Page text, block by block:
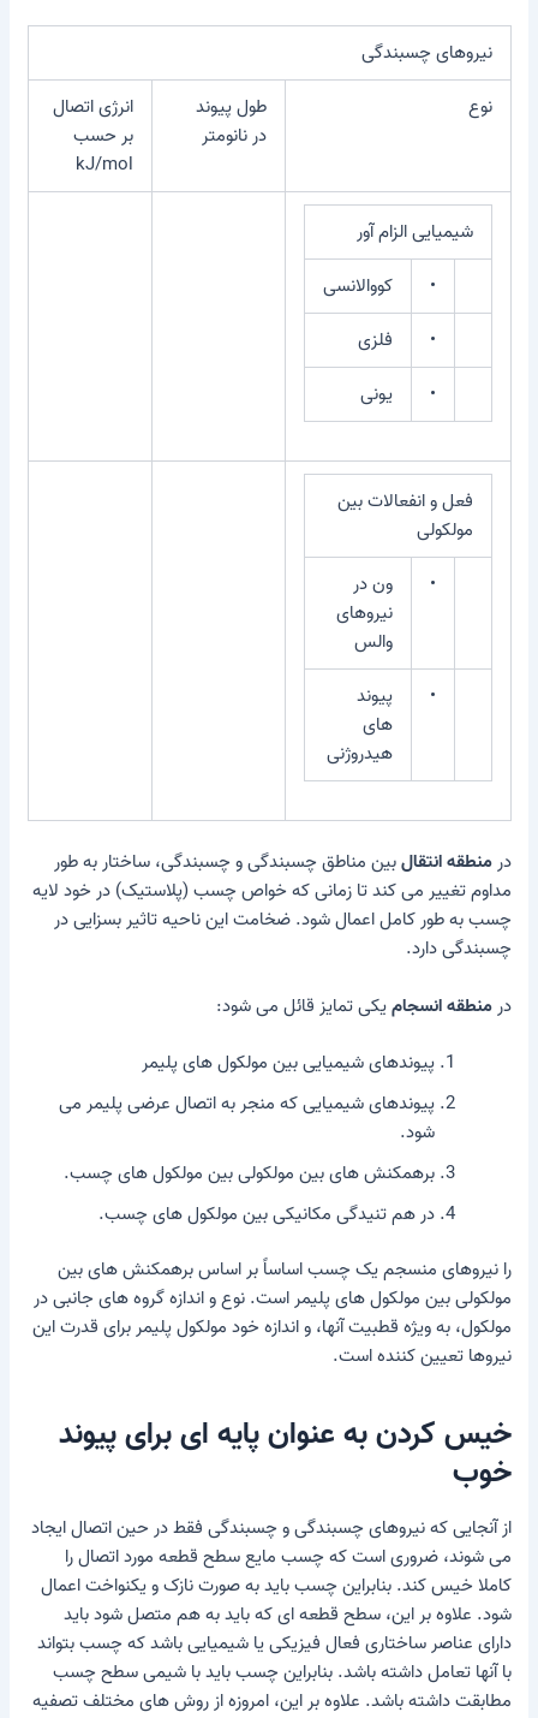
نیروهای چسبندگی
نوع
طول پیوند
در نانومتر
انرژی اتصال
بر حسب
kJ/mol
شیمیایی الزام آور
•
کووالانسی
•
فلزی
•
یونی
فعل و انفعالات بین
مولکولی
•
ون در
نیروهای
والس
•
پیوند
های
هیدروژنی
درمنطقه انتقالبین مناطق چسبندگی و چسبندگی، ساختار به طور
مداوم تغییر می کند تا زمانی که خواص چسب (پلاستیک) در خود لایه
چسب به طور کامل اعمال شود. ضخامت این ناحیه تاثیر بسزایی در
چسبندگی دارد.
درمنطقه انسجامیکی تمایز قائل می شود:
پیوندهای شیمیایی بین مولکول های پلیمر
پیوندهای شیمیایی که منجر به اتصال عرضی پلیمر می
شود.
برهمکنش های بین مولکولی بین مولکول های چسب.
در هم تنیدگی مکانیکی بین مولکول های چسب.
رانیروهای منسجمیک چسب اساساً بر اساس برهمکنش های بین
مولکولی بین مولکول های پلیمر است. نوع و اندازه گروه های جانبی در
مولکول، به ویژه قطبیت آنها، و اندازه خود مولکول پلیمر برای قدرت این
نیروها تعیین کننده است.
خیس کردن به عنوان پایه ای برای پیوند
خوب
از آنجایی که نیروهای چسبندگی و چسبندگی فقط در حین اتصال ایجاد
می شوند، ضروری است که چسب مایع سطح قطعه مورد اتصال را
کاملا خیس کند. بنابراین چسب باید به صورت نازک و یکنواخت اعمال
شود. علاوه بر این، سطح قطعه ای که باید به هم متصل شود باید
دارای عناصر ساختاری فعال فیزیکی یا شیمیایی باشد که چسب بتواند
با آنها تعامل داشته باشد. بنابراین چسب باید با شیمی سطح چسب
مطابقت داشته باشد. علاوه بر این، امروزه از روش های مختلف تصفیه